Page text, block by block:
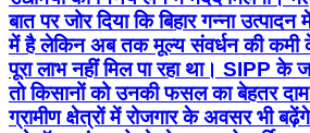
बात पर जोर दिया कि बिहार गन्ना
में है लेकिन अब तक मूल्य संवर्धन की कमी
पूरा लाभ नहीं मिल पा रहा था। SIPP के
तो किसानों को उनकी फसल का बेहतर
ग्रामीण क्षेत्रों में रोजगार के अवसर भी